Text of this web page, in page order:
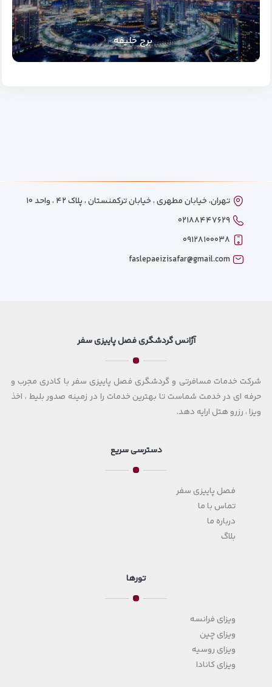
برج خلیفه
تهران، خیابان مطهری ، خیابان ترکمنستان ، پلاک ۴۲ ، واحد ۱۰
۰۲۱۸۸۴۴۷۶۲۹
۰۹۱۲۸۱۰۰۰۳۸
faslepaeizisafar@gmail.com
آژانس گردشگری فصل پاییزی سفر
شرکت خدمات مسافرتی و گردشگری فصل پاییزی سفر با کادری مجرب و
حرفه ای در خدمت شماست تا بهترین خدمات را در زمینه صدور بلیط ، اخذ
ویزا ، رزرو هتل ارایه دهد.
دسترسی سریع
فصل پاییزی سفر
تماس با ما
درباره ما
بلاگ
تورها
ویزای فرانسه
ویزای چین
ویزای روسیه
ویزای کانادا